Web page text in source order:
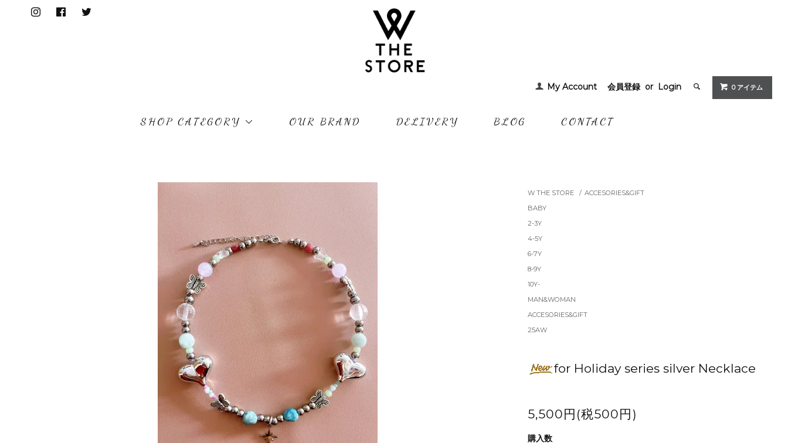
My Account 会員登録 or Login 0 アイテム
SHOP CATEGORY OUR BRAND DELIVERY BLOG CONTACT
W THE STORE / ACCESORIES&GIFT
BABY
2-3Y
4-5Y
6-7Y
8-9Y
10Y-
MAN&WOMAN
ACCESORIES&GIFT
25AW
for Holiday series silver Necklace
5,500円(税500円)
購入数